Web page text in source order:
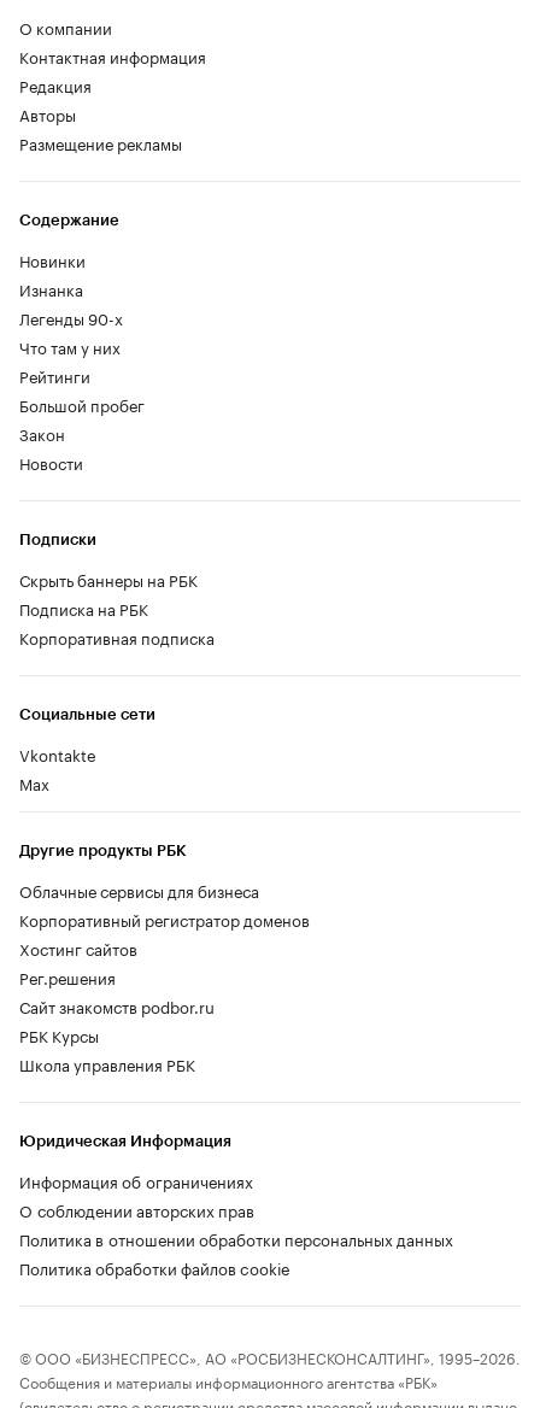
О компании
Контактная информация
Редакция
Авторы
Размещение рекламы
Содержание
Новинки
Изнанка
Легенды 90-х
Что там у них
Рейтинги
Большой пробег
Закон
Новости
Социальные сети
Vkontakte
Max
Другие продукты РБК
Облачные сервисы для бизнеса
Корпоративный регистратор доменов
Хостинг сайтов
Рег.решения
Сайт знакомств podbor.ru
РБК Курсы
Школа управления РБК
Подписки
Скрыть баннеры на РБК
Подписка на РБК
Корпоративная подписка
Юридическая Информация
Информация об ограничениях
О соблюдении авторских прав
Политика в отношении обработки персональных данных
Политика обработки файлов cookie
© ООО «БИЗНЕСПРЕСС», АО «РОСБИЗНЕСКОНСАЛТИНГ», 1995–2026.
Сообщения и материалы информационного агентства «РБК»